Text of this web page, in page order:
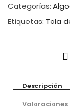
Categorías:
Etiquetas: Tela
Descripción
Valoraciones